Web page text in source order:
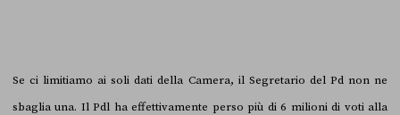
Se ci limitiamo ai soli dati della Camera, il Segretario del Pd non ne
sbaglia una. Il Pdl ha effettivamente perso più di 6 milioni di voti alla